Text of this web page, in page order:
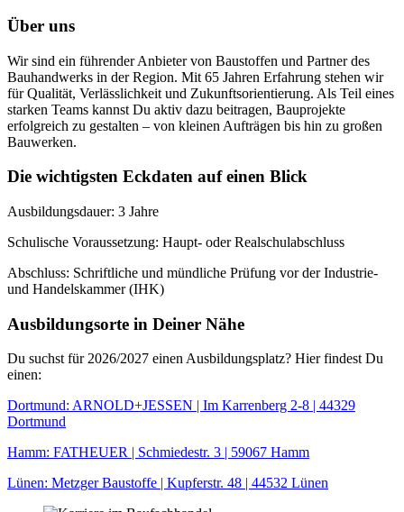
Über uns
Wir sind ein führender Anbieter von Baustoffen und Partner des
Bauhandwerks in der Region. Mit 65 Jahren Erfahrung stehen wir
für Qualität, Verlässlichkeit und Zukunftsorientierung. Als Teil eines
starken Teams kannst Du aktiv dazu beitragen, Bauprojekte
erfolgreich zu gestalten – von kleinen Aufträgen bis hin zu großen
Bauwerken.
Die wichtigsten Eckdaten auf einen Blick
Ausbildungsdauer: 3 Jahre
Schulische Voraussetzung: Haupt- oder Realschulabschluss
Abschluss: Schriftliche und mündliche Prüfung vor der Industrie-
und Handelskammer (IHK)
Ausbildungsorte in Deiner Nähe
Du suchst für 2026/2027 einen Ausbildungsplatz? Hier findest Du
einen:
Dortmund: ARNOLD+JESSEN | Im Karrenberg 2-8 | 44329
Dortmund
Hamm: FATHEUER | Schmiedestr. 3 | 59067 Hamm
Lünen: Metzger Baustoffe | Kupferstr. 48 | 44532 Lünen